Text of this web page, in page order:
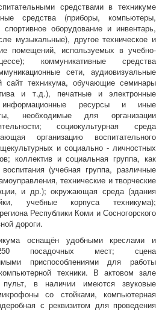
средствами в техникуме
средства (приборы, компьютеры,
оборудование и инвентарь,
музыкальные), другое техническое и
помещений, используемых в учебно-
коммуникативные средства
сети, аудиовизуальные
сайт техникума, обучающие семинары
и т.д.), печатные и электронные
информационные ресурсы и иные
необходимые для организации
социокультурная среда
организацию воспитательного
и социально - личностных
коллектив и социальная группа, как
(учебная группа, различные
технические и творческие
и др.); окружающая среда (здания
учебные корпуса техникума);
Республики Коми и Сосногорского
дороги.
оснащён удобными креслами и
посадочных мест; сцена
приспособлениями для работы
техники. В актовом зале
в наличии имеются звуковые
со стойками, компьютерная
с реквизитом для проведения